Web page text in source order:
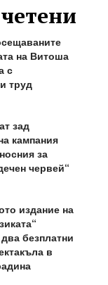
на Витоша
с
труд
зад
кампания
за
червей“
издание на
безплатни
в